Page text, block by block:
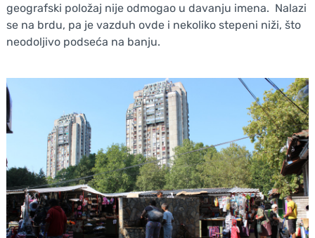
geografski položaj nije odmogao u davanju imena. Nalazi
se na brdu, pa je vazduh ovde i nekoliko stepeni niži, što
neodoljivo podseća na banju.